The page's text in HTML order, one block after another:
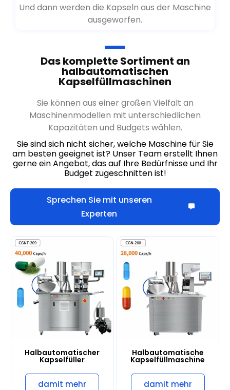
Und dann werden die Kapseln aus der Maschine
ausgeworfen.
Das komplette Sortiment an
halbautomatischen
Kapselfüllmaschinen
Sie können aus einer großen Vielfalt an
Maschinenmodellen mit unterschiedlichen
Kapazitäten und Budgets wählen.
Sie sind sich nicht sicher, welche Maschine für Sie
am besten geeignet ist? Unser Team erstellt Ihnen
gerne ein Angebot, das auf Ihre Bedürfnisse und Ihr
Budget zugeschnitten ist!
Sprechen Sie mit unseren
Experten
Halbautomatischer
Kapselfüller
damit mehr
Halbautomatische
Kapselfüllmaschine
damit mehr